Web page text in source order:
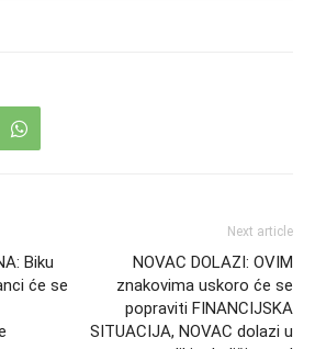
Biku
će se
Next article
NOVAC DOLAZI: OVIM
znakovima uskoro će se
popraviti FINANCIJSKA
SITUACIJA, NOVAC dolazi u